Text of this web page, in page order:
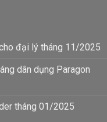
đại lý tháng 11/2025
dân dụng Paragon
tháng 01/2025